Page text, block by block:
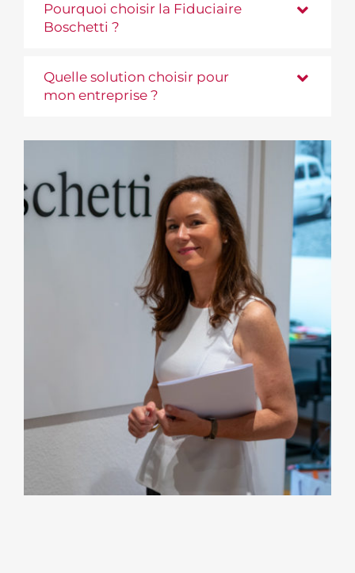
Pourquoi choisir la Fiduciaire
Boschetti ?
Quelle solution choisir pour
mon entreprise ?